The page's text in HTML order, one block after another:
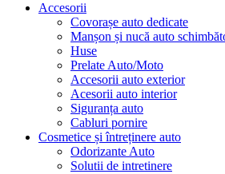
Accesorii
Covorașe auto dedicate
Manșon și nucă auto
Huse
Prelate Auto/Moto
Accesorii auto exterior
Acesorii auto interior
Siguranța auto
Cabluri pornire
Cosmetice și întreținere auto
Odorizante Auto
Solutii de intretinere